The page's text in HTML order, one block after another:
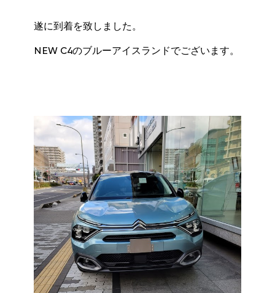
遂に到着を致しました。
NEW C4のブルーアイスランドでございます。